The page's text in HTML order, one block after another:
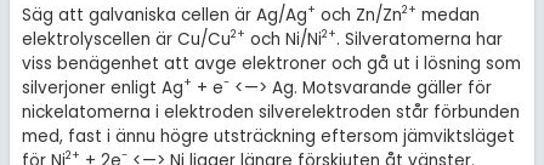
Säg att galvaniska cellen är Ag/Ag+ och Zn/Zn2+ medan
elektrolyscellen är Cu/Cu2+ och Ni/Ni2+. Silveratomerna har
viss benägenhet att avge elektroner och gå ut i lösning som
silverjoner enligt Ag+ + e-<—> Ag. Motsvarande gäller för
nickelatomerna i elektroden silverelektroden står förbunden
med, fast i ännu högre utsträckning eftersom jämviktsläget
2+ -